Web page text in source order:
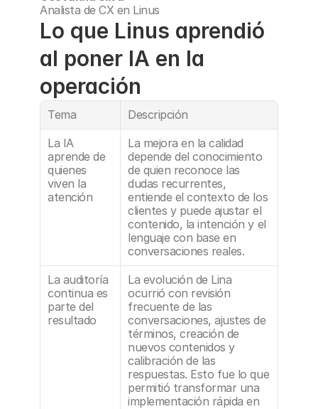
Analista de CX en Linus
Lo que Linus aprendió
al poner IA en la
operación
Tema
Descripción
La IA
aprende de
quienes
viven la
atención
La mejora en la calidad
depende del conocimiento
de quien reconoce las
dudas recurrentes,
entiende el contexto de los
clientes y puede ajustar el
contenido, la intención y el
lenguaje con base en
conversaciones reales.
La auditoría
continua es
parte del
resultado
La evolución de Lina
ocurrió con revisión
frecuente de las
conversaciones, ajustes de
términos, creación de
nuevos contenidos y
calibración de las
respuestas. Esto fue lo que
permitió transformar una
implementación rápida en